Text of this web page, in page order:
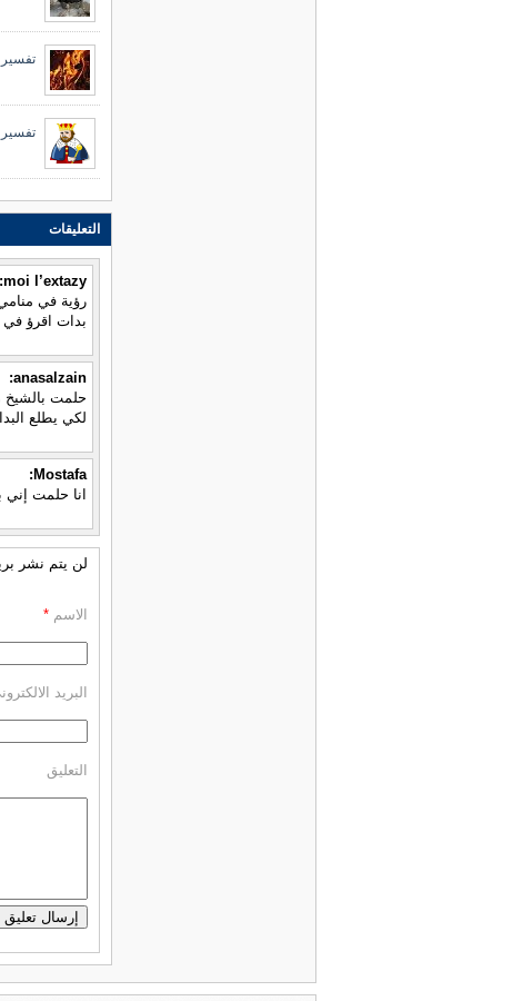
تفسير
تفسير
التعليقات
moi l’extazy:
رؤية في
بدات اقرؤ
anasalzain:
حلمت بالشيخ
لكي يطلع
Mostafa:
انا حلمت
لن يتم نشر
الاسم *
البريد
التعليق